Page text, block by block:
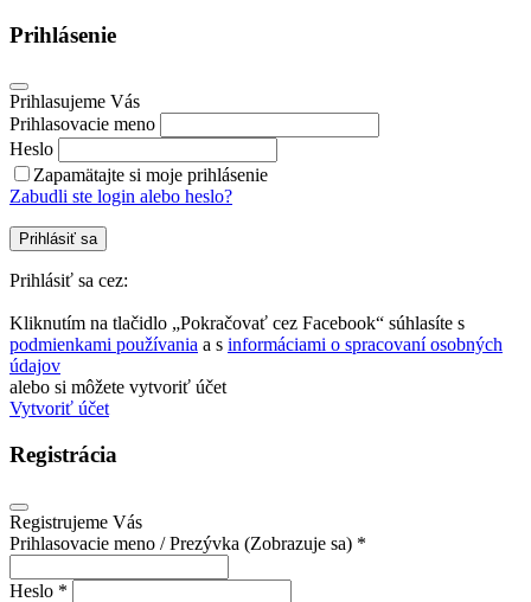
Prihlásenie
Prihlasujeme Vás
Prihlasovacie meno
Heslo
Zapamätajte si moje prihlásenie
Zabudli ste login alebo heslo?
Prihlásiť sa
Prihlásiť sa cez:
Kliknutím na tlačidlo „Pokračovať cez Facebook“ súhlasíte s
podmienkami používania a s informáciami o spracovaní osobných
údajov
alebo si môžete vytvoriť účet
Vytvoriť účet
Registrácia
Registrujeme Vás
Prihlasovacie meno / Prezývka (Zobrazuje sa) *
Heslo *